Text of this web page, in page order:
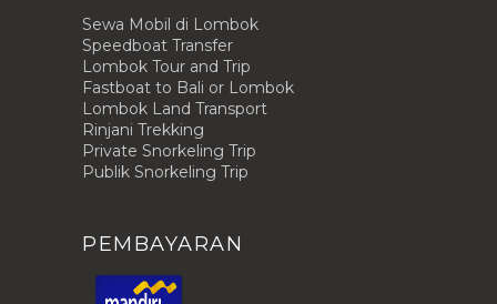
Sewa Mobil di Lombok
Speedboat Transfer
Lombok Tour and Trip
Fastboat to Bali or Lombok
Lombok Land Transport
Rinjani Trekking
Private Snorkeling Trip
Publik Snorkeling Trip
PEMBAYARAN